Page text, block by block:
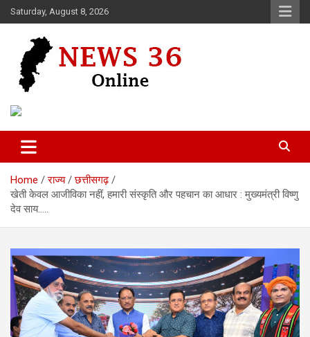
Skip
to
Saturday, August 8, 2026
News 36
Home राज्य
छत्तीसगढ़
खेती केवल आजीविका नहीं, हमारी संस्कृति और पहचान का आधार : मुख्यमंत्री विष्णु
देव साय…..